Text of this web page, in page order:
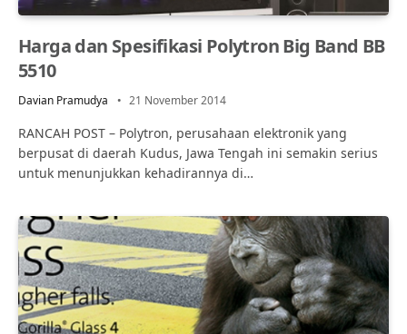
Harga dan Spesifikasi Polytron Big Band BB
5510
Davian Pramudya 21 November 2014
RANCAH POST – Polytron, perusahaan elektronik yang
berpusat di daerah Kudus, Jawa Tengah ini semakin serius
untuk menunjukkan kehadirannya di…